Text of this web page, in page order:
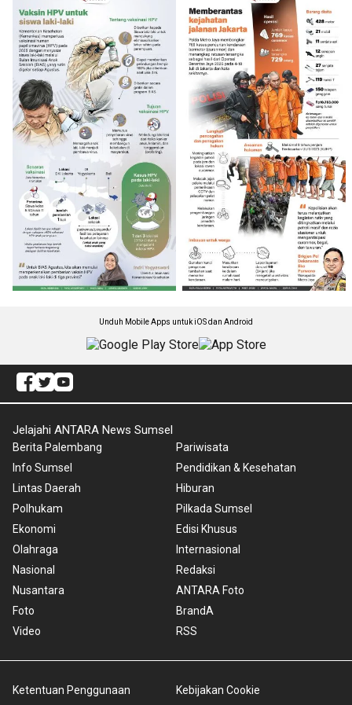
Unduh Mobile Apps untuk iOS dan Android
Jelajahi ANTARA News Sumsel
Berita Palembang
Info Sumsel
Lintas Daerah
Polhukam
Ekonomi
Olahraga
Nasional
Nusantara
Foto
Video
Pariwisata
Pendidikan & Kesehatan
Hiburan
Pilkada Sumsel
Edisi Khusus
Internasional
Redaksi
ANTARA Foto
BrandA
RSS
Ketentuan Penggunaan
Kebijakan Cookie